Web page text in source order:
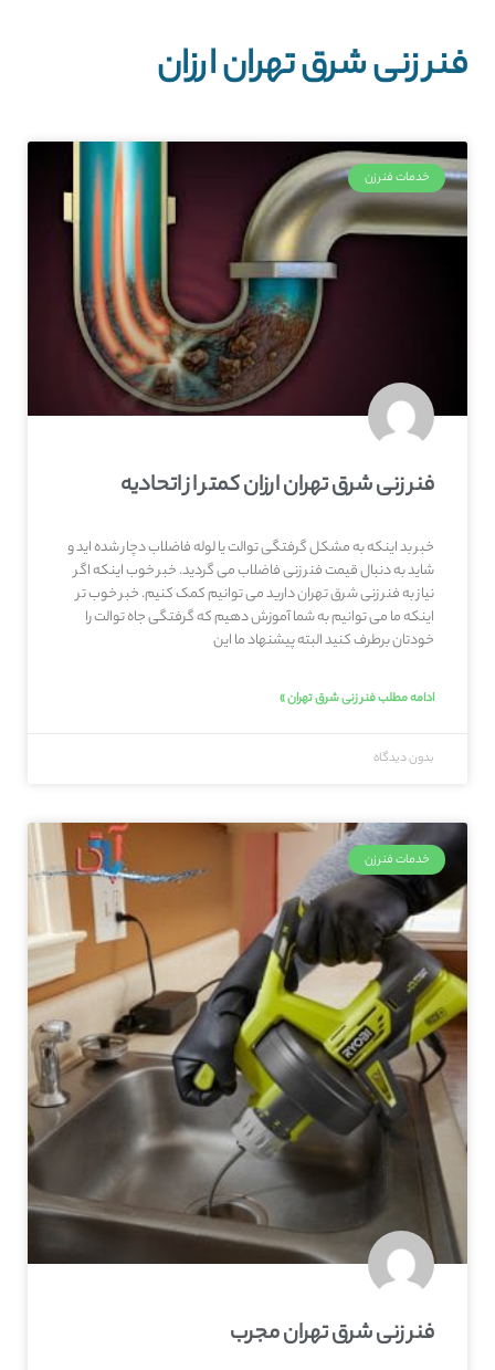
فنر زنی شرق تهران ارزان
خدمات فنرزن
فنر زنی شرق تهران ارزان کمتر از اتحادیه
خبر بد اینکه به مشکل گرفتگی توالت یا لوله فاضلاب دچار شده اید و
شاید به دنبال قیمت فنر زنی فاضلاب می گردید. خبر خوب اینکه اگر
نیاز به فنر زنی شرق تهران دارید می توانیم کمک کنیم. خبر خوب تر
اینکه ما می توانیم به شما آموزش دهیم که گرفتگی جاه توالت را
خودتان برطرف کنید البته پیشنهاد ما این
ادامه مطلب فنر زنی شرق تهران »
بدون دیدگاه
خدمات فنرزن
فنر زنی شرق تهران مجرب